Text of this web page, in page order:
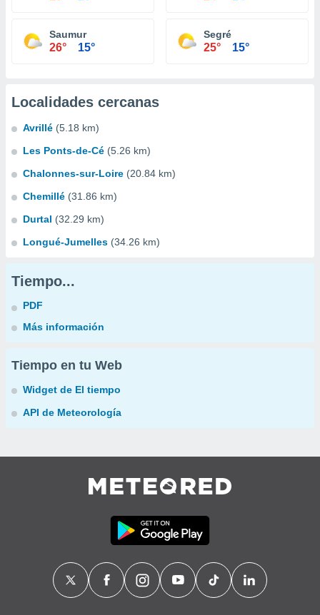
Saumur
26° 15°
Segré
25° 15°
Localidades cercanas
Avrillé (5.18 km)
Les Ponts-de-Cé (5.26 km)
Chalonnes-sur-Loire (20.84 km)
Chemillé (31.86 km)
Durtal (32.29 km)
Longué-Jumelles (34.26 km)
Tiempo...
PDF
Más información
Tiempo en tu Web
Widget de El tiempo
API de Meteorología